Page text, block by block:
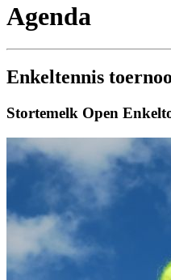
Agenda
Enkeltennis
Stortemelk Open